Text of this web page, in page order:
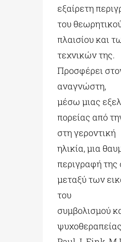
εξαίρετη
του
πλαισίου και
τεχνικών της.
Προσφέρει
αναγνώστη,
μέσω μιας
πορείας από
στη γεροντική
ηλικία, μια
περιγραφή της
μεταξύ των
του
συμβολισμού